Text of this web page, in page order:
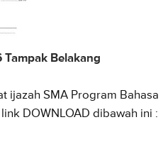
Belakang
ijazah SMA Program Bahasa
DOWNLOAD dibawah ini :